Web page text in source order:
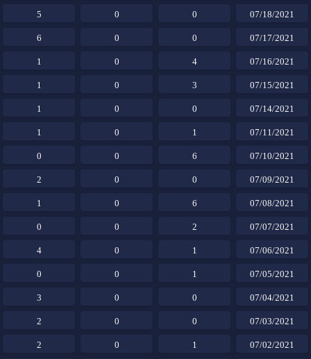
07/18/2021
0
0
5
07/17/2021
0
0
6
07/16/2021
4
0
1
07/15/2021
3
0
1
07/14/2021
0
0
1
07/11/2021
1
0
1
07/10/2021
6
0
0
07/09/2021
0
0
2
07/08/2021
6
0
1
07/07/2021
2
0
0
07/06/2021
1
0
4
07/05/2021
1
0
0
07/04/2021
0
0
3
07/03/2021
0
0
2
07/02/2021
1
0
2